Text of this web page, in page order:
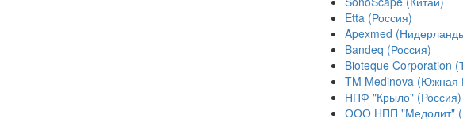
Etta (Россия)
Apexmed
Bandeq (Россия)
Bioteque Corporation
TM Medinova (Южная
НПФ "Крыло" (Россия)
ООО НПП "Медолит"